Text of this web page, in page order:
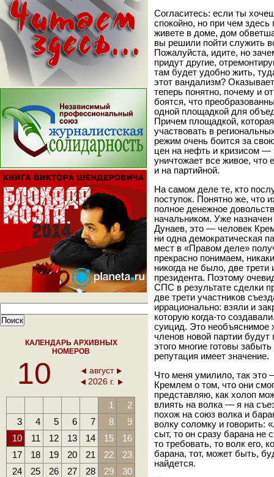
КАЛЕНДАРЬ АРХИВНЫХ
НОМЕРОВ
10
август
2026 г.
1
2
3
4 5 6 7 8
9
10
11 12 13 14 15
16
17
18 19 20 21 22
23
24
25 26 27 28 29
30
Согласитесь: если ты
спокойно, но при чем
живете в доме, дом
вы решили пойти служить
Пожалуйста, идите, но
придут другие,
там будет удобно жить,
этот вандализм?
теперь понятно, почему и
боятся, что
одной площадкой для
Причем площадкой,
участвовать в
режим очень боится за
цен на нефть и кризисом —
уничтожает все живое, что
и на партийной.
На самом деле те, кто
поступок. Понятно же, что
полное денежное
начальником. Уже
Дунаев, это — человек
ни одна демократическая
мест в «Правом деле»
прекрасно понимаем,
никогда не было, две
президента. Поэтому
СПС в результате сделки
две трети участников
иррационально: взяли и
которую когда-то
суицид. Это необъяснимое
членов новой партии
этого многие готовы
репутация имеет значение.
Что меня умилило, так это
Кремлем о том, что они
представляю, как холоп
влиять на волка — я на
похож на союз волка и
волку соломку и говорить:
сыт, то он сразу барана не
то требовать, то волк его,
барана, тот, может быть,
найдется.